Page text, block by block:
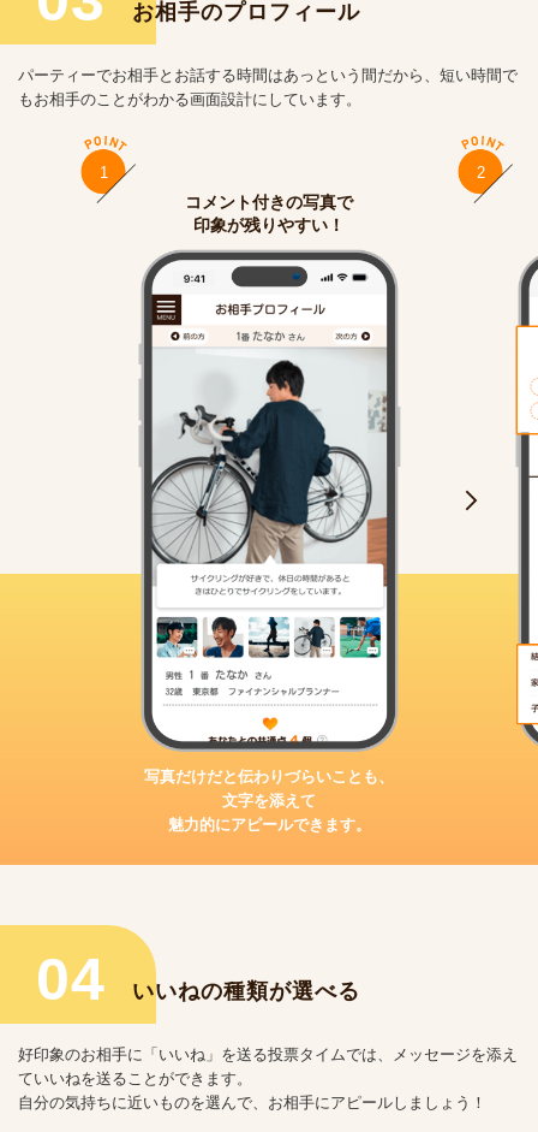
お相手のプロフィール
パーティーでお相手とお話する時間はあっという間だから、短い時間で
もお相手のことがわかる画面設計にしています。
1
コメント付きの写真で
印象が残りやすい！
写真だけだと伝わりづらいことも、
文字を添えて
魅力的にアピールできます。
2
04 いいねの種類が選べる
好印象のお相手に「いいね」を送る投票タイムでは、メッセージを添え
ていいねを送ることができます。
自分の気持ちに近いものを選んで、お相手にアピールしましょう！